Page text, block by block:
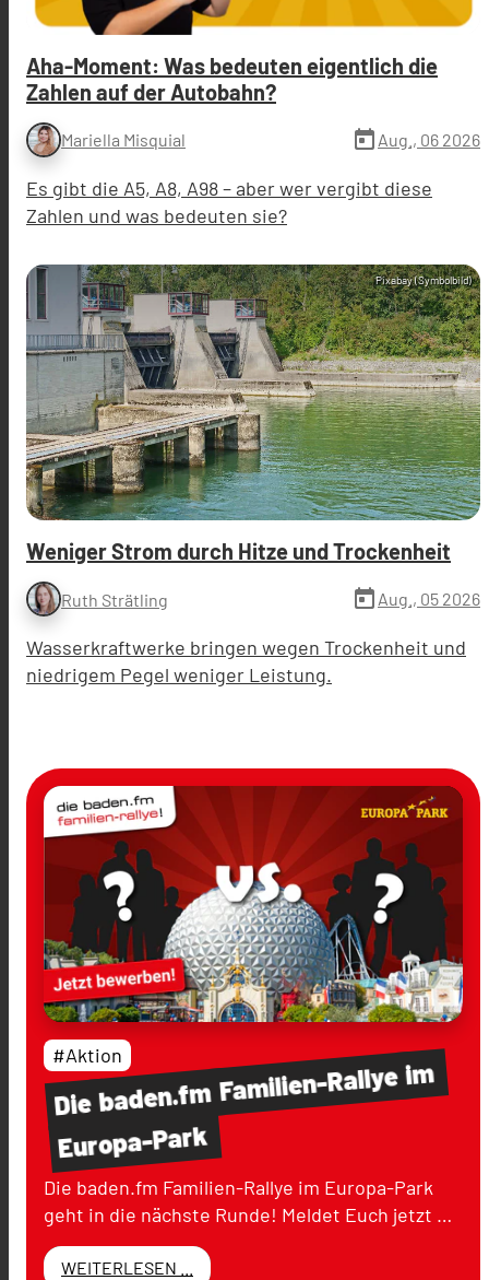
Aha-Moment: Was bedeuten eigentlich die
Zahlen auf der Autobahn?
Mariella Misquial today Aug., 06 2026
Es gibt die A5, A8, A98 – aber wer vergibt diese
Zahlen und was bedeuten sie?
Pixabay (Symbolbild)
Weniger Strom durch Hitze und Trockenheit
Ruth Strätling today Aug., 05 2026
Wasserkraftwerke bringen wegen Trockenheit und
niedrigem Pegel weniger Leistung.
Diebaden.fmFamilien-Rallyeim
Europa-Park
#Aktion
Die baden.fm Familien-Rallye im Europa-Park
geht in die nächste Runde! Meldet Euch jetzt …
WEITERLESEN ...